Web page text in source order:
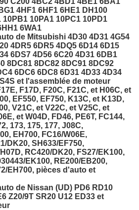
4HF1 6HF1 6HE1 DH100
10PB1 10PA1 10PC1 10PD1
6WA1
de Mitsubishi 4D30 4D31 4G54
4DR5 6DR5 4DQ5 6D14 6D15
6DS7 4D56 6C20 4D31 6DB1
8DC81 8DC82 8DC91 8DC92
6DC6 6DC8 6D31 4D33 4D34
et l'assemblée de moteur
F17D, F20C, F21C, et H06C, et
EF550, EF750, K13C, et K13D,
V21C, et V22C, et V25C, et
et W04D, FD46, PE6T, FC144,
173, 175, 177, J08C,
EH700, FC16/W06E,
DK20, SH633/EF750,
RC420/DK20, FS27/EK100,
EK100, RE200/EB200,
EH700, pièces d'auto et
de Nissan (UD) PD6 RD10
Z20/9T SR20 U12 ED33 et